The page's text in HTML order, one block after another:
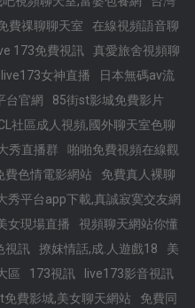
費祼聊聊天室
在線視頻語音聊
173免費視訊
真愛旅舍視頻聊
live173女神直播
日本無碼av流
台官網
85街st影城免費影片
社區成人視頻,國外聊天室色聊
秀直播群
啪啪免費視頻在線觀
費色情電影網站
免費真人裸聊
秀平台app下載,真誠寂寞交友網
女現場直播
視頻聊天網站你懂
視訊 撩妺情話,成.人遊戲18
美
區
173視訊
live173影音視訊
免費影城,美女聊天網站 免費同